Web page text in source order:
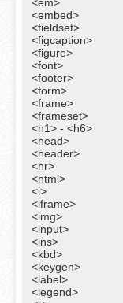
<embed>
<fieldset>
<figcaption>
<figure>
<font>
<footer>
<form>
<frame>
<frameset>
<h1> - <h6>
<head>
<header>
<hr>
<html>
<i>
<iframe>
<img>
<input>
<ins>
<kbd>
<keygen>
<label>
<legend>